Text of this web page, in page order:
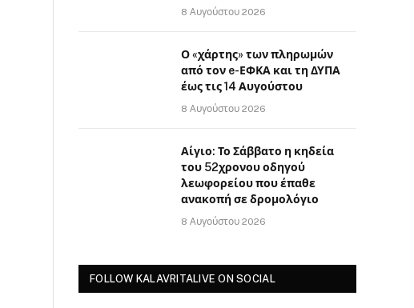
8 Αυγούστου 2026
Ο «χάρτης» των πληρωμών
από τον e-ΕΦΚΑ και τη ΔΥΠΑ
έως τις 14 Αυγούστου
8 Αυγούστου 2026
Αίγιο: Το Σάββατο η κηδεία
του 52χρονου οδηγού
λεωφορείου που έπαθε
ανακοπή σε δρομολόγιο
8 Αυγούστου 2026
FOLLOW KALAVRITALIVE ON SOCIAL